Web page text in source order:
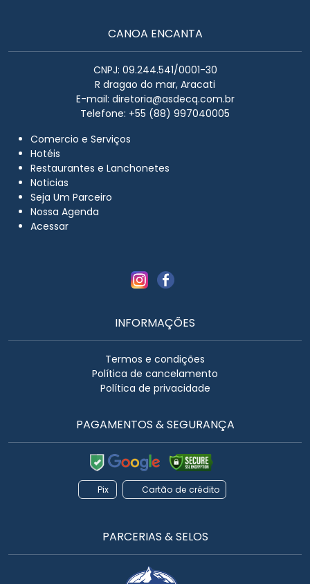
CANOA ENCANTA
CNPJ: 09.244.541/0001-30
R dragao do mar, Aracati
E-mail: diretoria@asdecq.com.br
Telefone: +55 (88) 997040005
Comercio e Serviços
Hotéis
Restaurantes e Lanchonetes
Noticias
Seja Um Parceiro
Nossa Agenda
Acessar
INFORMAÇÕES
Termos e condições
Política de cancelamento
Política de privacidade
PAGAMENTOS & SEGURANÇA
Pix Cartão de crédito
PARCERIAS & SELOS